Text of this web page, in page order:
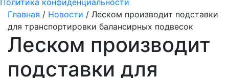
Политика конфиденциальности
Главная / Новости / Леском производит подставки
для транспортировки балансирных подвесок
Леском производит
подставки для